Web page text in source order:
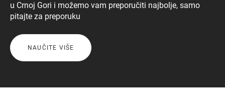
u Crnoj Gori i možemo vam preporučiti najbolje, samo
pitajte za preporuku
NAUČITE VIŠE